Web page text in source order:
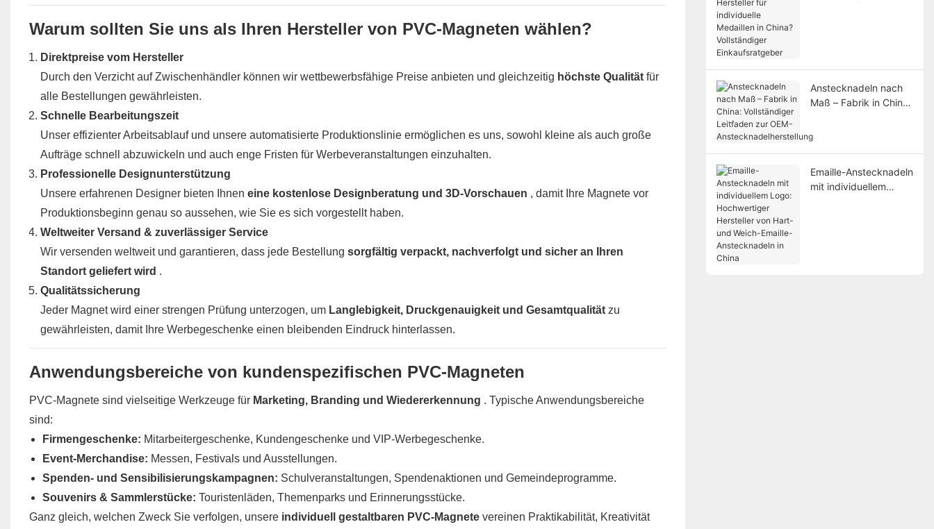
Warum sollten Sie uns als Ihren Hersteller von PVC-Magneten wählen?
Direktpreise vom Hersteller
Durch den Verzicht auf Zwischenhändler können wir wettbewerbsfähige Preise anbieten und gleichzeitig höchste Qualitätfür
alle Bestellungen gewährleisten.
Schnelle Bearbeitungszeit
Unser effizienter Arbeitsablauf und unsere automatisierte Produktionslinie ermöglichen es uns, sowohl kleine als auch große
Aufträge schnell abzuwickeln und auch enge Fristen für Werbeveranstaltungen einzuhalten.
Professionelle Designunterstützung
Unsere erfahrenen Designer bieten Ihnen eine kostenlose Designberatung und 3D-Vorschauen , damit Ihre Magnete vor
Produktionsbeginn genau so aussehen, wie Sie es sich vorgestellt haben.
Weltweiter Versand & zuverlässiger Service
Wir versenden weltweit und garantieren, dass jede Bestellung sorgfältig verpackt, nachverfolgt und sicher an Ihren
Standort geliefert wird .
Qualitätssicherung
Jeder Magnet wird einer strengen Prüfung unterzogen, um Langlebigkeit, Druckgenauigkeit und Gesamtqualitätzu
gewährleisten, damit Ihre Werbegeschenke einen bleibenden Eindruck hinterlassen.
Anwendungsbereiche von kundenspezifischen PVC-Magneten
PVC-Magnete sind vielseitige Werkzeuge für Marketing, Branding und Wiedererkennung . Typische Anwendungsbereiche
sind:
Firmengeschenke: Mitarbeitergeschenke, Kundengeschenke und VIP-Werbegeschenke.
Event-Merchandise: Messen, Festivals und Ausstellungen.
Spenden- und Sensibilisierungskampagnen: Schulveranstaltungen, Spendenaktionen und Gemeindeprogramme.
Souvenirs & Sammlerstücke: Touristenläden, Themenparks und Erinnerungsstücke.
Ganz gleich, welchen Zweck Sie verfolgen, unsere individuell gestaltbaren PVC-Magnetevereinen Praktikabilität, Kreativität
Anstecknadeln nach
Maß – Fabrik in China:
Emaille-Anstecknadeln
mit individuellem